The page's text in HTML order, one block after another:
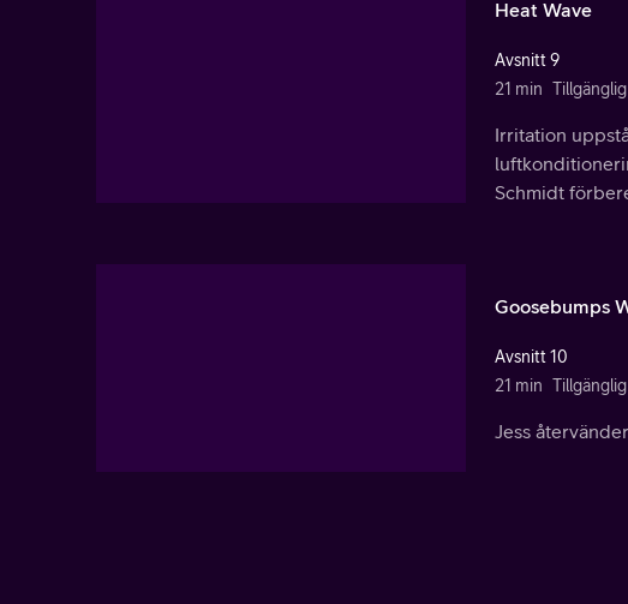
Heat Wave
Avsnitt 9
21 min
Irritation
Schmidt
Goosebumps
Avsnitt 10
21 min
Jess